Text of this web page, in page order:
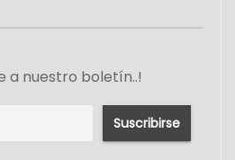
a nuestro boletín..!